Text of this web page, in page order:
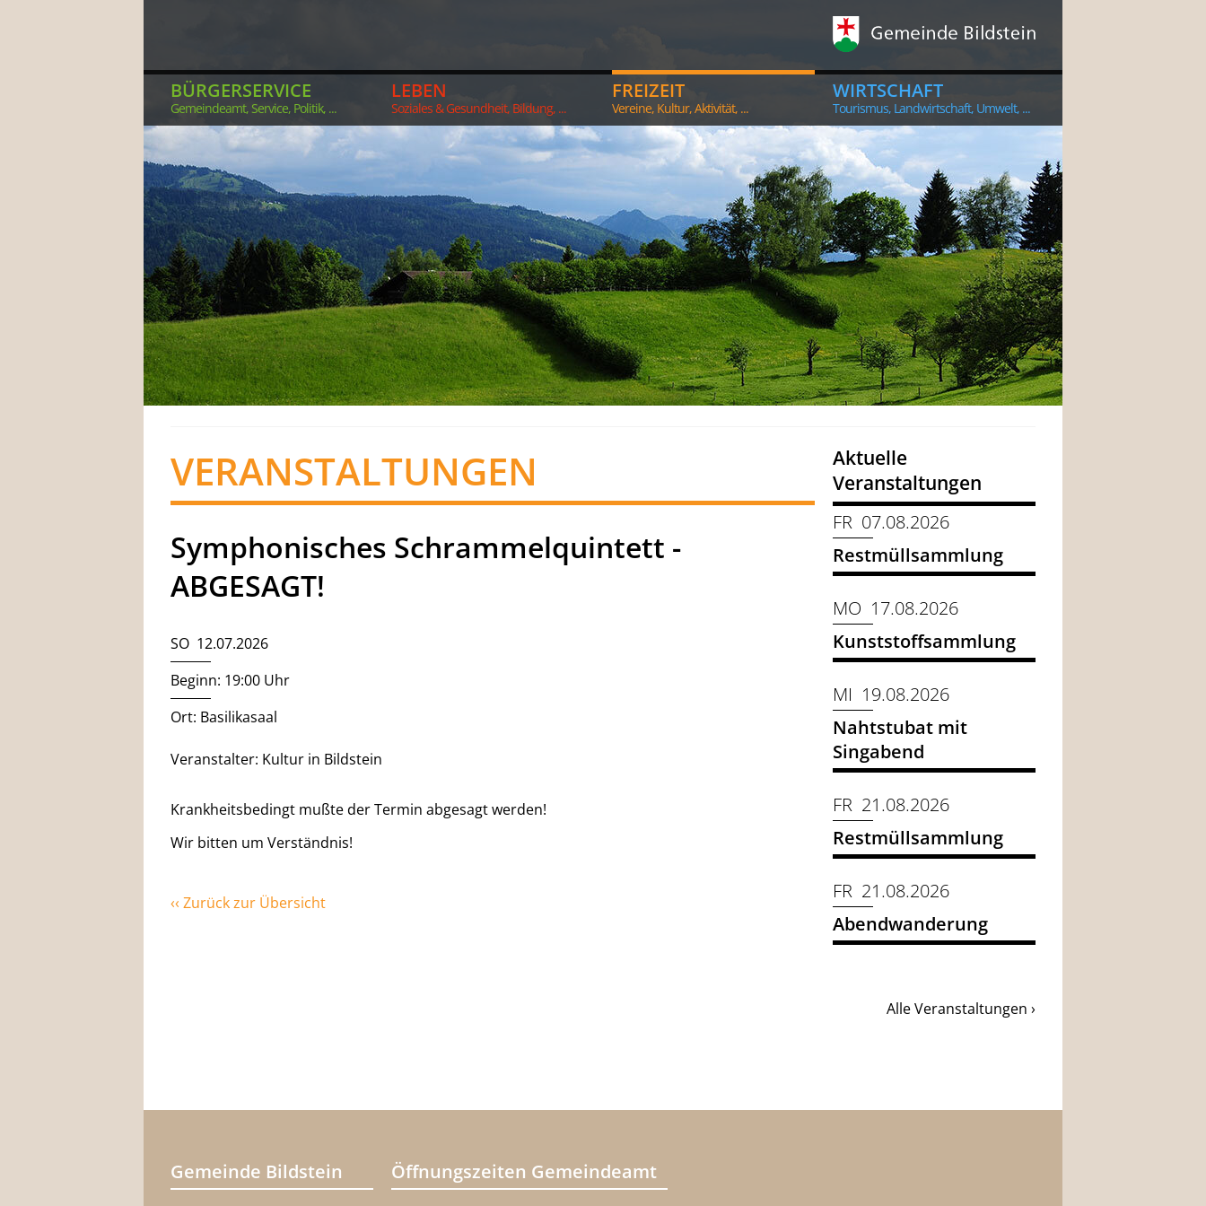
BÜRGERSERVICE
Gemeindeamt, Service, Politik, ...
LEBEN
Soziales & Gesundheit, Bildung, ...
FREIZEIT
Vereine, Kultur, Aktivität, ...
WIRTSCHAFT
Tourismus, Landwirtschaft, Umwelt, ...
VERANSTALTUNGEN
Symphonisches Schrammelquintett -
ABGESAGT!
SO 12.07.2026
Beginn: 19:00 Uhr
Ort: Basilikasaal
Veranstalter: Kultur in Bildstein
Krankheitsbedingt mußte der Termin abgesagt werden!
Wir bitten um Verständnis!
‹‹ Zurück zur Übersicht
Aktuelle
Veranstaltungen
FR 07.08.2026
Restmüllsammlung
MO 17.08.2026
Kunststoffsammlung
MI 19.08.2026
Nahtstubat mit
Singabend
FR 21.08.2026
Restmüllsammlung
FR 21.08.2026
Abendwanderung
Alle Veranstaltungen ›
Gemeinde Bildstein Öffnungszeiten Gemeindeamt